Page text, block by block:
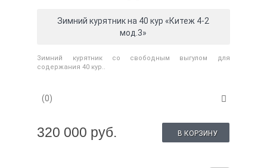
Зимний курятник на 40 кур «Китеж 4-2
мод.3»
Зимний курятник со свободным выгулом для
содержания 40 кур..
(0)
320 000 руб. В КОРЗИНУ